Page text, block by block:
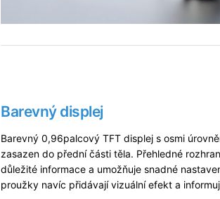
Barevný displej
Barevný 0,96palcový TFT displej s osmi
zasazen do přední části těla. Přehledné
důležité informace a umožňuje snadné
proužky navíc přidávají vizuální efekt a